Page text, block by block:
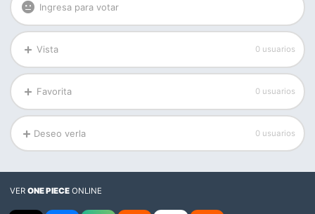
Ingresa para votar
Vista 0 usuarios
Favorita 0 usuarios
Deseo verla 0 usuarios
VERONE PIECE ONLINE